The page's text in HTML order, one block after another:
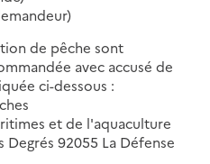
de pêche sont
avec accusé de
ci-dessous :
et de l'aquaculture
Degrés 92055 La Défense